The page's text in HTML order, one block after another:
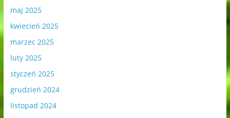
maj 2025
kwiecień 2025
marzec 2025
luty 2025
styczeń 2025
grudzień 2024
listopad 2024